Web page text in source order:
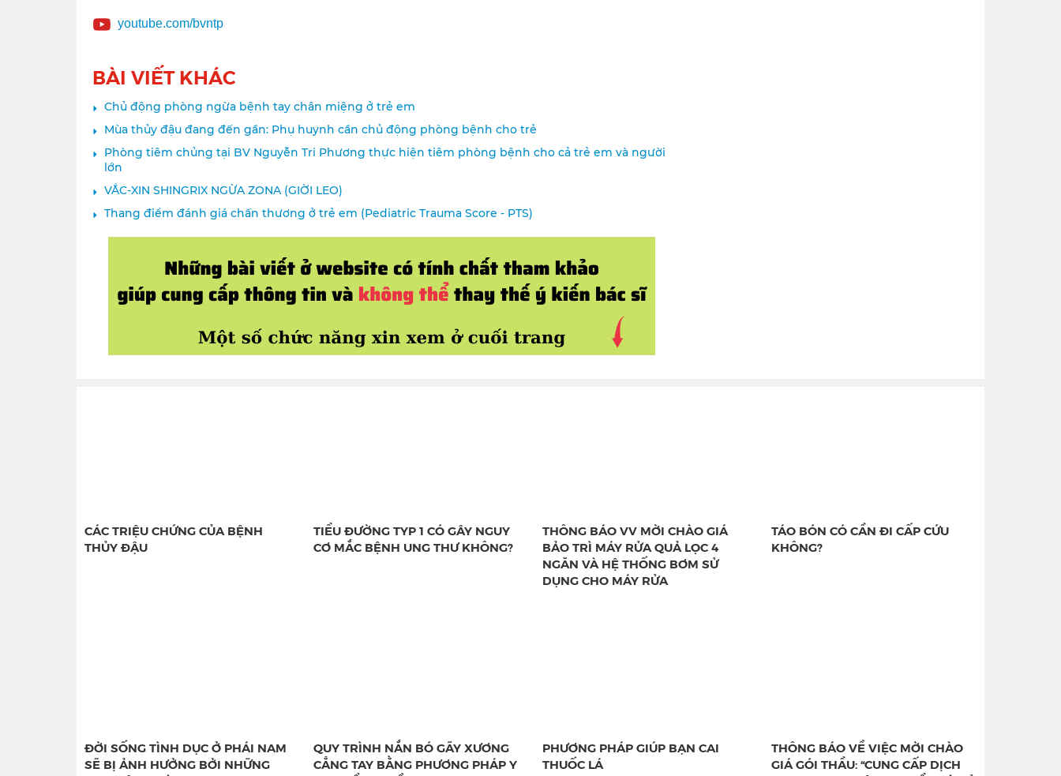
youtube.com/bvntp
BÀI VIẾT KHÁC
Chủ động phòng ngừa bệnh tay chân miệng ở trẻ em
Mùa thủy đậu đang đến gần: Phụ huynh cần chủ động phòng bệnh cho trẻ
Phòng tiêm chủng tại BV Nguyễn Tri Phương thực hiện tiêm phòng bệnh cho cả trẻ em và người
lớn
VẮC-XIN SHINGRIX NGỪA ZONA (GIỜI LEO)
Thang điểm đánh giá chấn thương ở trẻ em (Pediatric Trauma Score - PTS)
CÁC TRIỆU CHỨNG CỦA BỆNH
THỦY ĐẬU
TIỂU ĐƯỜNG TYP 1 CÓ GÂY NGUY
CƠ MẮC BỆNH UNG THƯ KHÔNG?
THÔNG BÁO VV MỜI CHÀO GIÁ
BẢO TRÌ MÁY RỬA QUẢ LỌC 4
NGĂN VÀ HỆ THỐNG BƠM SỬ
DỤNG CHO MÁY RỬA
TÁO BÓN CÓ CẦN ĐI CẤP CỨU
KHÔNG?
ĐỜI SỐNG TÌNH DỤC Ở PHÁI NAM
SẼ BỊ ẢNH HƯỞNG BỞI NHỮNG
QUY TRÌNH NẮN BÓ GÃY XƯƠNG
CẲNG TAY BẰNG PHƯƠNG PHÁP Y
PHƯƠNG PHÁP GIÚP BẠN CAI
THUỐC LÁ
THÔNG BÁO VỀ VIỆC MỜI CHÀO
GIÁ GÓI THẦU: “CUNG CẤP DỊCH